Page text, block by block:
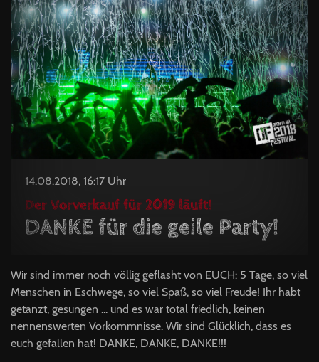
14.08.2018, 16:17 Uhr
Der Vorverkauf für 2019 läuft!
DANKE für die geile Party!
Wir sind immer noch völlig geflasht von EUCH: 5 Tage, so viel
Menschen in Eschwege, so viel Spaß, so viel Freude! Ihr habt
getanzt, gesungen ... und es war total friedlich, keinen
nennenswerten Vorkommnisse. Wir sind Glücklich, dass es
euch gefallen hat! DANKE, DANKE, DANKE!!!